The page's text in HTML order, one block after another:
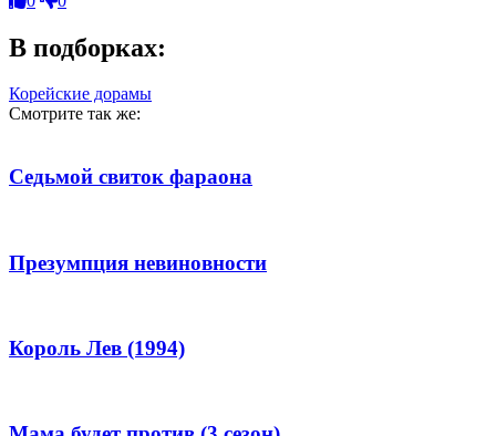
В подборках:
Корейские дорамы
Смотрите так же:
Седьмой свиток фараона
Презумпция невиновности
Король Лев (1994)